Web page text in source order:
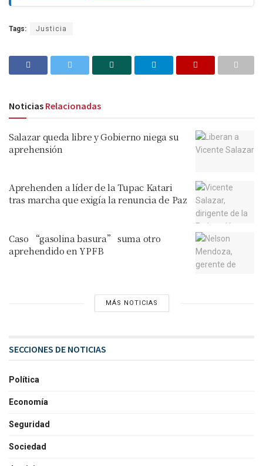
Tags: Justicia
Noticias Relacionadas
Salazar queda libre y Gobierno niega su
aprehensión
Aprehenden a líder de la Tupac Katari
tras marcha que exigía la renuncia de Paz
Caso “gasolina basura” suma otro
aprehendido en YPFB
MÁS NOTICIAS
SECCIONES DE NOTICIAS
Política
Economía
Seguridad
Sociedad